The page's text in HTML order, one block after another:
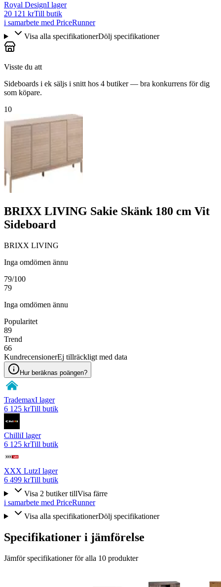
Royal DesignI lager
20 121 krTill butik
i samarbete med PriceRunner
Visa alla specifikationerDölj specifikationer
Visste du att
Sideboards i ek säljs i snitt hos 4 butiker — bra konkurrens för dig
som köpare.
10
BRIXX LIVING Sakie Skänk 180 cm Vit
Sideboard
BRIXX LIVING
Inga omdömen ännu
79/100
79
Inga omdömen ännu
Popularitet
89
Trend
66
KundrecensionerEj tillräckligt med data
Hur beräknas poängen?
TrademaxI lager
6 125 krTill butik
ChilliI lager
6 125 krTill butik
XXX LutzI lager
6 499 krTill butik
Visa 2 butiker tillVisa färre
i samarbete med PriceRunner
Visa alla specifikationerDölj specifikationer
Specifikationer i jämförelse
Jämför specifikationer för alla 10 produkter